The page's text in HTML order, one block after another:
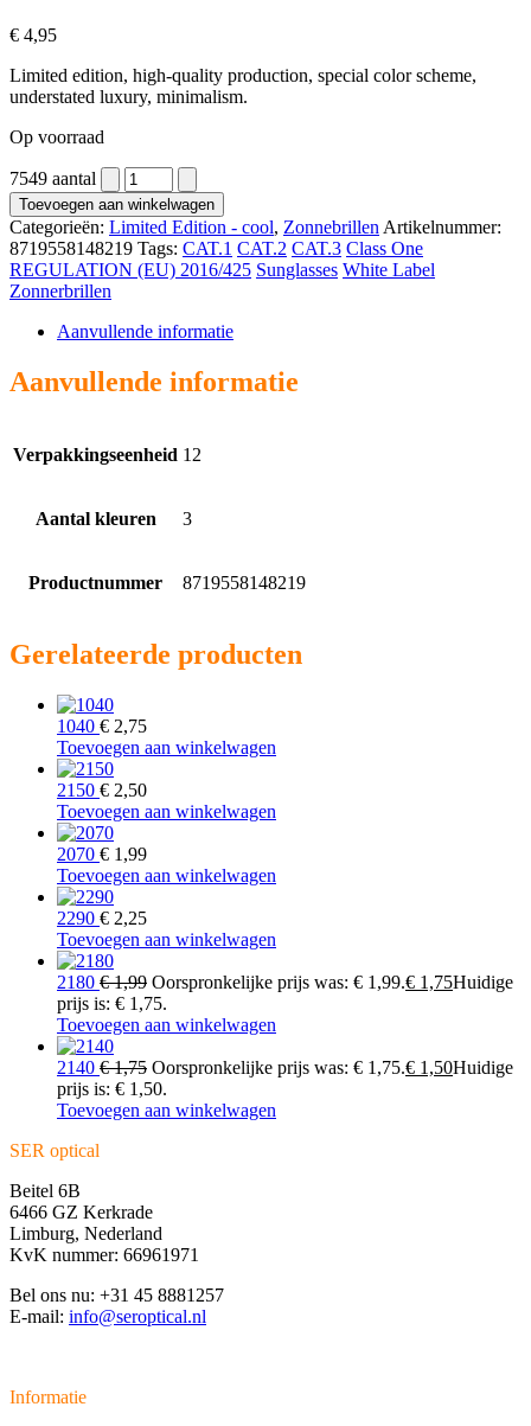
€ 4,95
Limited edition, high-quality production, special color scheme,
understated luxury, minimalism.
Op voorraad
7549 aantal
Toevoegen aan winkelwagen
Categorieën: Limited Edition - cool, Zonnebrillen Artikelnummer:
8719558148219 Tags: CAT.1 CAT.2 CAT.3 Class One
REGULATION (EU) 2016/425 Sunglasses White Label
Zonnerbrillen
Aanvullende informatie
Aanvullende informatie
Verpakkingseenheid 12
Aantal kleuren 3
Productnummer 8719558148219
Gerelateerde producten
1040 € 2,75
Toevoegen aan winkelwagen
2150 € 2,50
Toevoegen aan winkelwagen
2070 € 1,99
Toevoegen aan winkelwagen
2290 € 2,25
Toevoegen aan winkelwagen
2180 €1,99 Oorspronkelijke prijs was: € 1,99.€ 1,75Huidige
prijs is: € 1,75.
Toevoegen aan winkelwagen
2140 €1,75 Oorspronkelijke prijs was: € 1,75.€ 1,50Huidige
prijs is: € 1,50.
Toevoegen aan winkelwagen
SER optical
Beitel 6B
6466 GZ Kerkrade
Limburg, Nederland
KvK nummer: 66961971
Bel ons nu: +31 45 8881257
E-mail: info@seroptical.nl
Informatie